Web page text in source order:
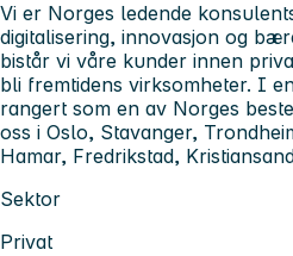
Vi er Norges ledende
digitalisering, innovasjon og
bistår vi våre kunder innen
bli fremtidens virksomheter. I
rangert som en av Norges
oss i Oslo, Stavanger,
Hamar, Fredrikstad,
Sektor
Privat